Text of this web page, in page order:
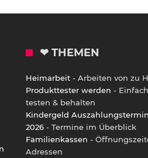
❤ THEMEN
Heimarbeit - Arbeiten von zu
Produkttester werden - Einfach
testen & behalten
Kindergeld
2026 - Termine im Überblick
Familienkassen -
Adressen